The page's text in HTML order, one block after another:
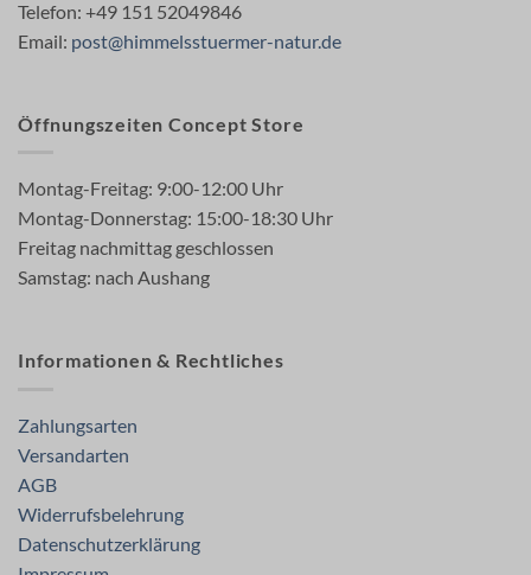
Telefon: +49 151 52049846
Email: post@himmelsstuermer-natur.de
Öffnungszeiten Concept Store
Montag-Freitag: 9:00-12:00 Uhr
Montag-Donnerstag: 15:00-18:30 Uhr
Freitag nachmittag geschlossen
Samstag: nach Aushang
Informationen & Rechtliches
Zahlungsarten
Versandarten
AGB
Widerrufsbelehrung
Datenschutzerklärung